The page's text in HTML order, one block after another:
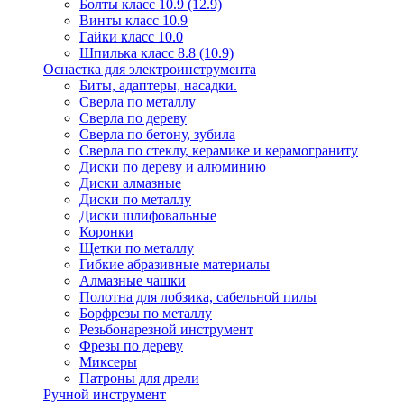
Болты класс 10.9 (12.9)
Винты класс 10.9
Гайки класс 10.0
Шпилька класс 8.8 (10.9)
Оснастка для электроинструмента
Биты, адаптеры, насадки.
Сверла по металлу
Сверла по дереву
Сверла по бетону, зубила
Сверла по стеклу, керамике и керамограниту
Диски по дереву и алюминию
Диски алмазные
Диски по металлу
Диски шлифовальные
Коронки
Щетки по металлу
Гибкие абразивные материалы
Алмазные чашки
Полотна для лобзика, сабельной пилы
Борфрезы по металлу
Резьбонарезной инструмент
Фрезы по дереву
Миксеры
Патроны для дрели
Ручной инструмент